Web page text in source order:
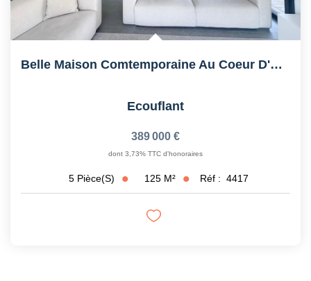
Belle Maison Comtemporaine Au Coeur D'Écouflant
Ecouflant
389 000 €
dont 3,73% TTC d'honoraires
5 Pièce(s) 125 M² Réf : 4417